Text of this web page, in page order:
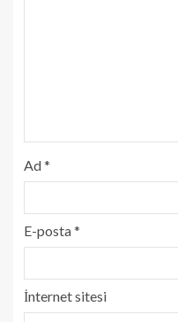
Ad*
E-posta*
İnternet sitesi